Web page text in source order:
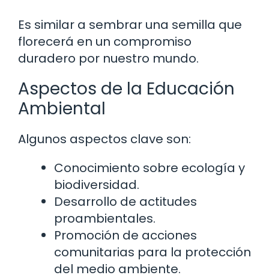
Es similar a sembrar una semilla que
florecerá en un compromiso
duradero por nuestro mundo.
Aspectos de la Educación
Ambiental
Algunos aspectos clave son:
Conocimiento sobre ecología y
biodiversidad.
Desarrollo de actitudes
proambientales.
Promoción de acciones
comunitarias para la protección
del medio ambiente.